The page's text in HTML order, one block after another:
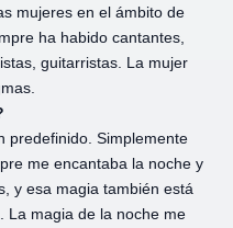
mujeres en el ámbito de
ha habido cantantes,
guitarristas. La mujer
Simplemente
me encantaba la noche y
y esa magia también está
La magia de la noche me